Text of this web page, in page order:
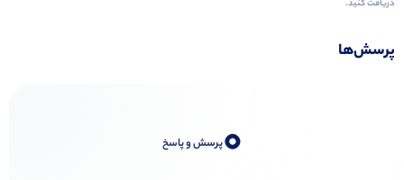
دریافت کنید.
پرسش‌ها
0پرسش و پاسخ